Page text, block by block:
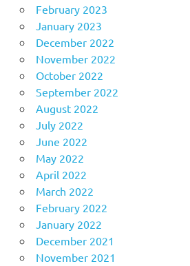
February 2023
January 2023
December 2022
November 2022
October 2022
September 2022
August 2022
July 2022
June 2022
May 2022
April 2022
March 2022
February 2022
January 2022
December 2021
November 2021